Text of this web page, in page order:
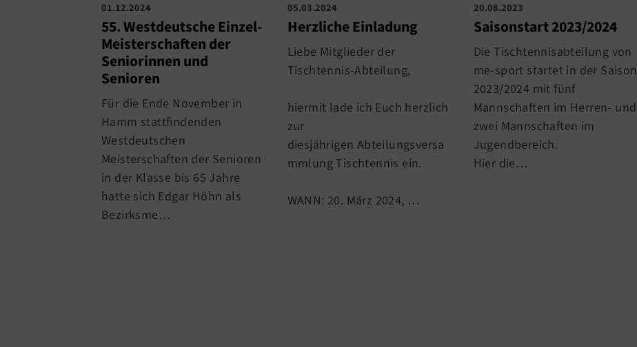
01.12.2024
55. Westdeutsche Einzel-
Meisterschaften der
Seniorinnen und
Senioren
Für die Ende November in
Hamm stattfindenden
Westdeutschen
Meisterschaften der Senioren
in der Klasse bis 65 Jahre
hatte sich Edgar Höhn als
Bezirksme…
05.03.2024
Herzliche Einladung
Liebe Mitglieder der
Tischtennis-Abteilung,
hiermit lade ich Euch herzlich
zur
diesjährigen Abteilungsversa
mmlung Tischtennis ein.
WANN: 20. März 2024, …
20.08.2023
Saisonstart 2023/2024
Die Tischtennisabteilung von
me-sport startet in der Saison
2023/2024 mit fünf
Mannschaften im Herren- und
zwei Mannschaften im
Jugendbereich.
Hier die…